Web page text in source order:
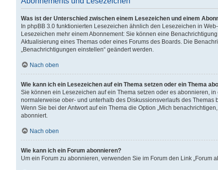
Was ist der Unterschied zwischen einem Lesezeichen und einem
In phpBB 3.0 funktionierten Lesezeichen ähnlich den Lesezeichen in
Lesezeichen mehr einem Abonnement: Sie können eine
Aktualisierung eines Themas oder eines Forums des Boards. Die
„Benachrichtigungen einstellen“ geändert werden.
Nach oben
Wie kann ich ein Lesezeichen auf ein Thema setzen oder ein Thema
Sie können ein Lesezeichen auf ein Thema setzen oder es abonnieren,
normalerweise ober- und unterhalb des Diskussionsverlaufs des Themas
Wenn Sie bei der Antwort auf ein Thema die Option „Mich
abonniert.
Nach oben
Wie kann ich ein Forum abonnieren?
Um ein Forum zu abonnieren, verwenden Sie im Forum den Link „Forum